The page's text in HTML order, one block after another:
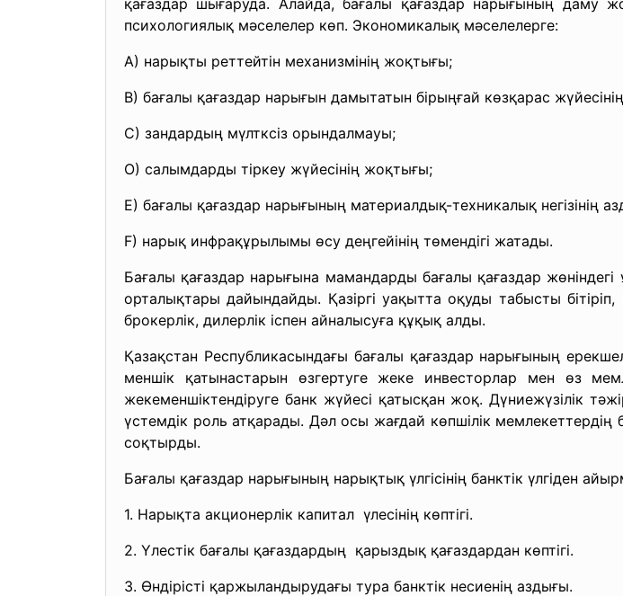
қағаздар шығаруда. Алайда, бағалы қағаздар нарығының даму
психологиялық мәселелер көп. Экономикалық мәселелерге:
А) нарықты реттейтін механизмінің жоқтығы;
В) бағалы қағаздар нарығын дамытатын бірыңғай көзқарас
С) зандардың мүлтксіз орындалмауы;
О) салымдарды тіркеу жүйесінің жоқтығы;
Е) бағалы қағаздар нарығының материалдық-техникалық негізінің
F) нарық инфрақұрылымы өсу деңгейінің төмендігі жатады.
Бағалы қағаздар нарығына мамандарды бағалы қағаздар
орталықтары дайындайды. Қазіргі уақытта оқуды табысты
брокерлік, дилерлік іспен айналысуға құқық алды.
Қазақстан Республикасындағы бағалы қағаздар нарығының
меншік қатынастарын өзгертуге жеке инвесторлар мен өз
жекеменшіктендіруге банк жүйесі қатысқан жоқ. Дүниежүзілік
үстемдік роль атқарады. Дәл осы жағдай көпшілік мемлекеттердің
соқтырды.
Бағалы қағаздар нарығының нарықтық үлгісінің банктік үлгіден
1. Нарықта акционерлік капитал үлесінің көптігі.
2. Үлестік бағалы қағаздардың қарыздық қағаздардан көптігі.
3. Өндірісті қаржыландырудағы тура банктік несиенің аздығы.